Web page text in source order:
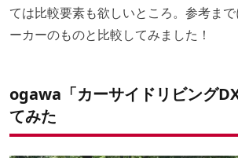
ては比較要素も欲しいところ。参考ま
ーカーのものと比較してみました！
ogawa「カーサイドリビング
てみた